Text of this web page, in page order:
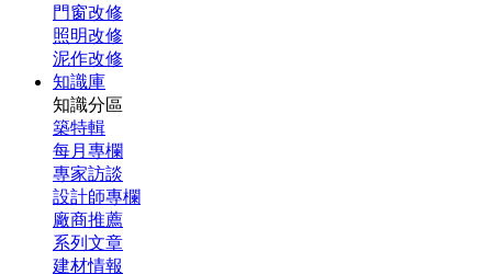
門窗改修
照明改修
泥作改修
知識庫
知識分區
築特輯
每月專欄
專家訪談
設計師專欄
廠商推薦
系列文章
建材情報